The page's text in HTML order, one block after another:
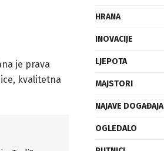
je prava
kvalitetna
HRANA
INOVACIJE
LJEPOTA
MAJSTORI
NAJAVE DOGAĐAJA
OGLEDALO